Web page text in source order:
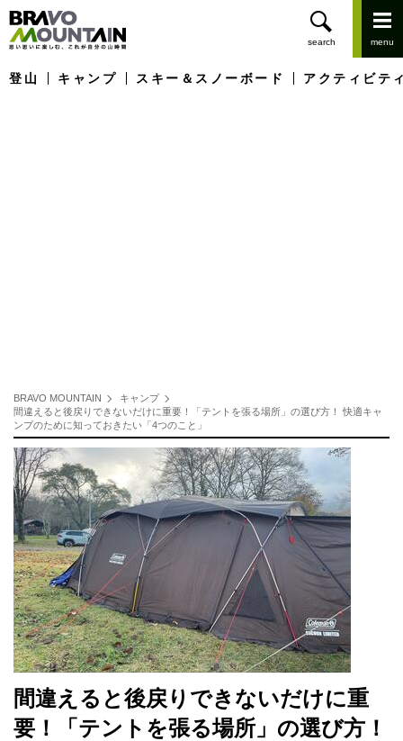
登山 キャンプ スキー＆スノーボード アクティビテ
BRAVO MOUNTAIN
キャンプ
間違えると後戻りできないだけに重要！「テントを張る場所」の選び方！ 快適キャ
ンプのために知っておきたい「4つのこと」
間違えると後戻りできないだけに重
要！「テントを張る場所」の選び方！